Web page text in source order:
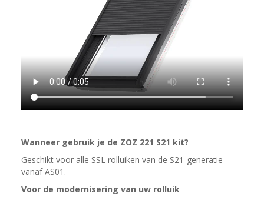
Wanneer gebruik je de ZOZ 221 S21 kit?
Geschikt voor alle SSL rolluiken van de S21-generatie
vanaf AS01.
Voor de modernisering van uw rolluik